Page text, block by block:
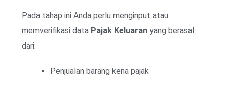
Pada tahap ini Anda perlu menginput atau
memverifikasi data Pajak Keluaran yang berasal
dari:
Penjualan barang kena pajak